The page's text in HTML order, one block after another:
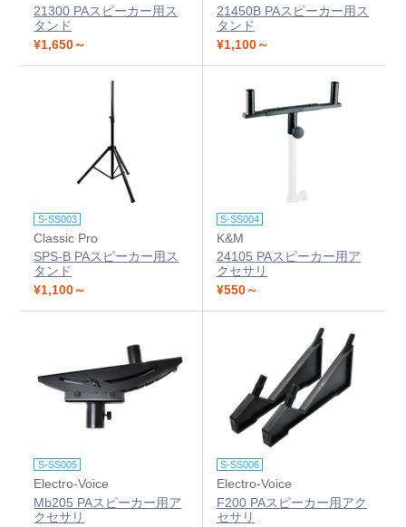
21300 PAスピーカー用ス
タンド
¥1,650～
21450B PAスピーカー用ス
タンド
¥1,100～
S-SS003
Classic Pro
SPS-B PAスピーカー用ス
タンド
¥1,100～
S-SS004
K&M
24105 PAスピーカー用ア
クセサリ
¥550～
S-SS005
Electro-Voice
Mb205 PAスピーカー用ア
クセサリ
S-SS006
Electro-Voice
F200 PAスピーカー用アク
セサリ